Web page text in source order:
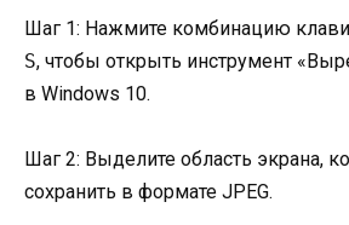
Шаг 1: Нажмите комбинацию
S, чтобы открыть инструмент
в Windows 10.
Шаг 2: Выделите область экрана,
сохранить в формате JPEG.